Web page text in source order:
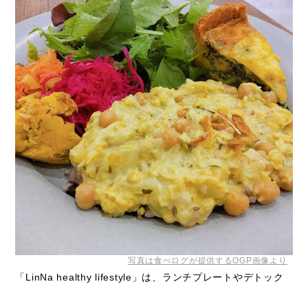
写真は食べログが提供するOGP画像より
「LinNa healthy lifestyle」は、ランチプレートやデトック